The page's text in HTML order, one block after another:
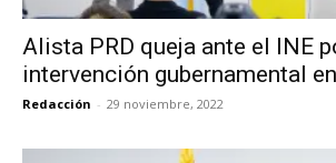
Alista PRD queja ante el INE
intervención gubernamental
Redacción - 29 noviembre, 2022